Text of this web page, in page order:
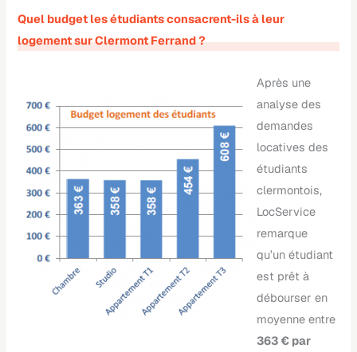
Quel budget les étudiants consacrent-ils à leur
logement sur Clermont Ferrand ?
Après une
analyse des
demandes
locatives des
étudiants
clermontois,
LocService
remarque
qu’un étudiant
est prêt à
débourser en
moyenne entre
363 € par